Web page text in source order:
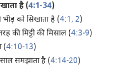
है (4:1-34)
को सिखाता है (4:1, 2)
की मिट्टी की मिसाल (4:3-9)
(4:10-13)
समझाता है (4:14-20)